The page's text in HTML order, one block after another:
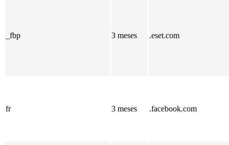
_fbp 3 meses .eset.com
fr 3 meses .facebook.com